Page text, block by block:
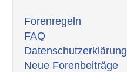
Forenregeln
FAQ
Datenschutzerklärung
Neue Forenbeiträge